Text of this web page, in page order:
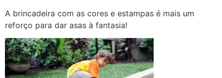
A brincadeira com as cores e estampas é mais um
reforço para dar asas à fantasia!